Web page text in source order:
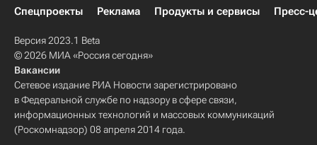
Спецпроекты
Реклама Продукты и сервисы Пресс-
Версия 2023.1 Beta
© 2026 МИА «Россия сегодня»
Вакансии
Сетевое издание РИА Новости зарегистрировано
в Федеральной службе по надзору в сфере связи,
информационных технологий и массовых коммуникаций
(Роскомнадзор) 08 апреля 2014 года.